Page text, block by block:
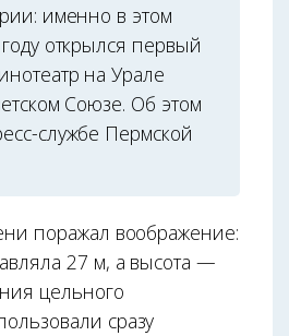
именно в этом
открылся первый
на Урале
Союзе. Об этом
службе Пермской
поражал воображение:
27 м, а высота —
цельного
сразу